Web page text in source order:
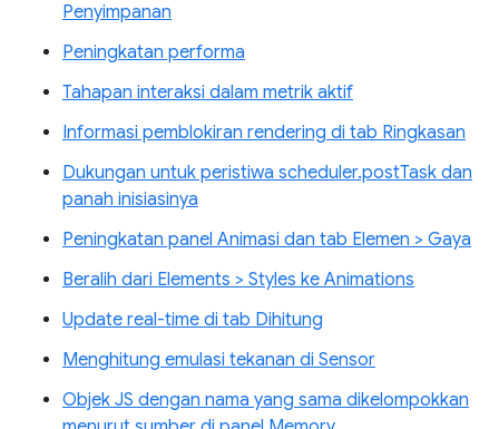
Penyimpanan
Peningkatan performa
Tahapan interaksi dalam metrik aktif
Informasi pemblokiran rendering di tab Ringkasan
Dukungan untuk peristiwa scheduler.postTask dan
panah inisiasinya
Peningkatan panel Animasi dan tab Elemen > Gaya
Beralih dari Elements > Styles ke Animations
Update real-time di tab Dihitung
Menghitung emulasi tekanan di Sensor
Objek JS dengan nama yang sama dikelompokkan